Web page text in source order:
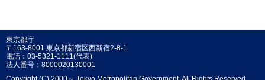
東京都庁
〒163-8001 東京都新宿区西新宿2-8-1
電話：03-5321-1111(代表)
法人番号：8000020130001